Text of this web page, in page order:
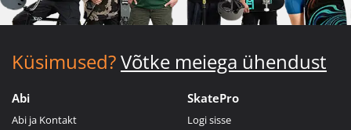
Küsimused?Võtke meiega ühendust
Abi
Abi ja Kontakt
SkatePro
Logi sisse